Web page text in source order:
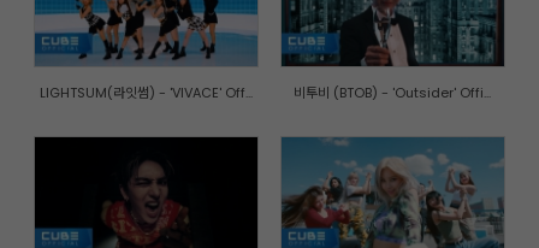
LIGHTSUM(라잇썸) - 'VIVACE' Off... 비투비 (BTOB) - 'Outsider' Offi...